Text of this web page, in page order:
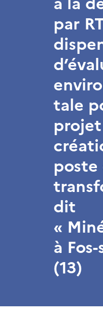
par
tale
poste
dit
«
à
(13)